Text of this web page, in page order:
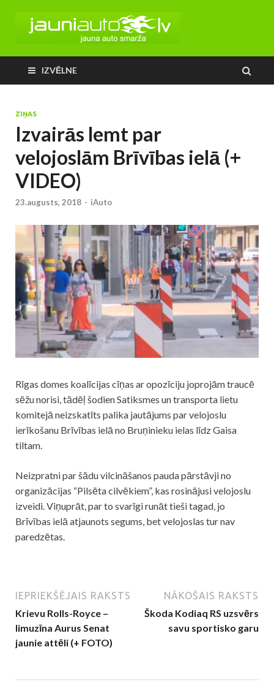
IZVĒLNE
ZIŅAS
Izvairās lemt par
velojoslām Brīvības ielā (+
VIDEO)
23.augusts, 2018 - iAuto
Rīgas domes koalīcijas cīņas ar opozīciju joprojām traucē
sēžu norisi, tādēļ šodien Satiksmes un transporta lietu
komitejā neizskatīts palika jautājums par velojoslu
ierīkošanu Brīvības ielā no Bruņinieku ielas līdz Gaisa
tiltam.
Neizpratni par šādu vilcināšanos pauda pārstāvji no
organizācijas “Pilsēta cilvēkiem”, kas rosinājusi velojoslu
izveidi. Viņuprāt, par to svarīgi runāt tieši tagad, jo
Brīvības ielā atjaunots segums, bet velojoslas tur nav
paredzētas.
IEPRIEKŠĒJAIS RAKSTS
Krievu Rolls-Royce –
limuzīna Aurus Senat
jaunie attēli (+ FOTO)
NĀKOŠAIS RAKSTS
Škoda Kodiaq RS uzsvērs
savu sportisko garu